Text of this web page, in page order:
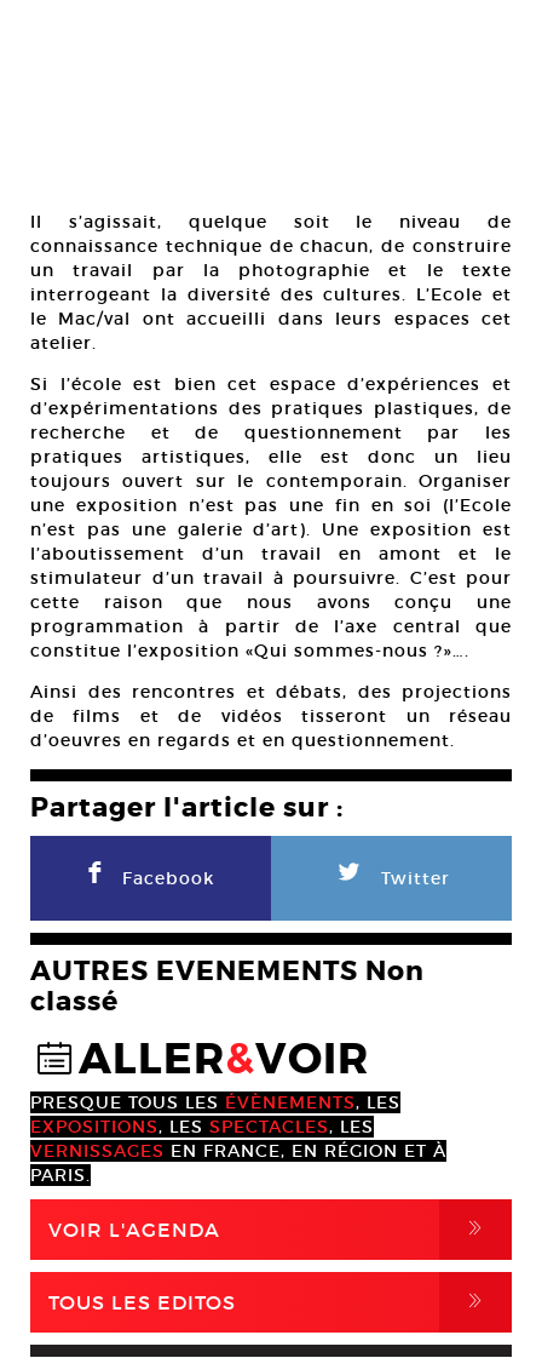
Il s’agissait, quelque soit le niveau de
connaissance technique de chacun, de construire
un travail par la photographie et le texte
interrogeant la diversité des cultures. L’Ecole et
le Mac/val ont accueilli dans leurs espaces cet
atelier.
Si l’école est bien cet espace d’expériences et
d’expérimentations des pratiques plastiques, de
recherche et de questionnement par les
pratiques artistiques, elle est donc un lieu
toujours ouvert sur le contemporain. Organiser
une exposition n’est pas une fin en soi (l’Ecole
n’est pas une galerie d’art). Une exposition est
l’aboutissement d’un travail en amont et le
stimulateur d’un travail à poursuivre. C’est pour
cette raison que nous avons conçu une
programmation à partir de l’axe central que
constitue l’exposition «Qui sommes-nous ?»….
Ainsi des rencontres et débats, des projections
de films et de vidéos tisseront un réseau
d’oeuvres en regards et en questionnement.
Partager l'article sur :
F Facebook L Twitter
AUTRES EVENEMENTS Non
classé
@ALLER&VOIR
PRESQUE TOUS LES ÉVÈNEMENTS, LES
EXPOSITIONS, LES SPECTACLES, LES
VERNISSAGES EN FRANCE, EN RÉGION ET À
PARIS.
VOIR L'AGENDA ,
TOUS LES EDITOS ,